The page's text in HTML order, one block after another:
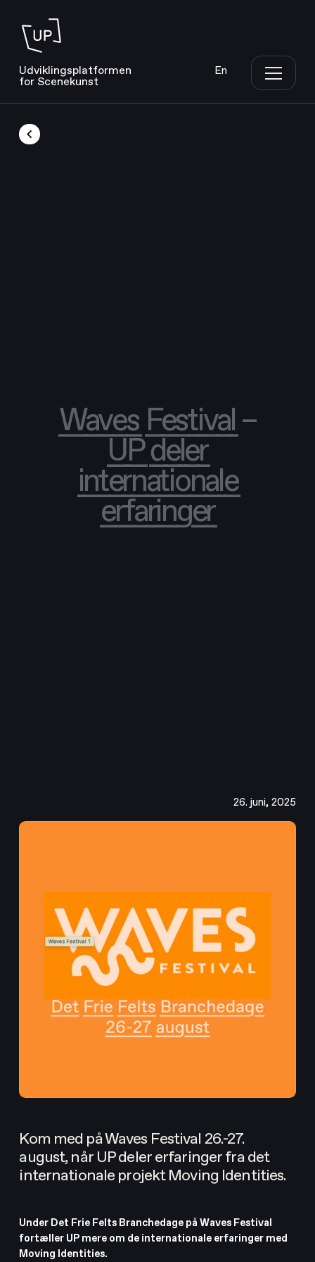
Udviklingsplatformen
for Scenekunst
En
Om UP
UP Tilbyder
Kalender
26. juni, 2025
Waves Festival –
UP deler
internationale
erfaringer
Kom med på Waves Festival 26.-27.
august, når UP deler erfaringer fra det
internationale projekt Moving Identities.
Under Det Frie Felts Branchedage på Waves Festival
fortæller UP mere om de internationale erfaringer med
Moving Identities.